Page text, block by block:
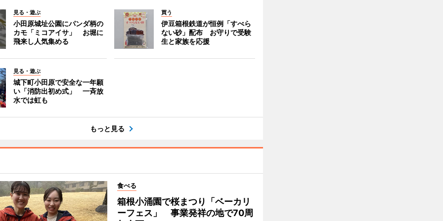
見る・遊ぶ
小田原城址公園にパンダ柄の
カモ「ミコアイサ」 お堀に
飛来し人気集める
買う
伊豆箱根鉄道が恒例「すべら
ない砂」配布 お守りで受験
生と家族を応援
見る・遊ぶ
城下町小田原で安全な一年願
い「消防出初め式」 一斉放
水では虹も
もっと見る
食べる
箱根小涌園で桜まつり「ベーカリ
ーフェス」 事業発祥の地で70周